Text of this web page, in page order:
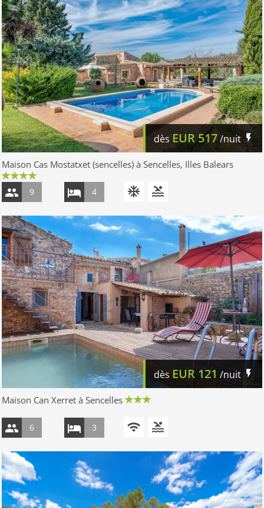
dès EUR517/nuit
Maison Cas Mostatxet (sencelles) à Sencelles, Illes Balears
9 4
dès EUR 121 /nuit
Maison Can Xerret à Sencelles
6 3